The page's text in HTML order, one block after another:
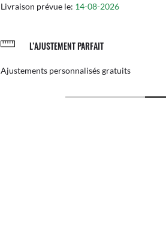
Livraison prévue le: 14-08-2026
L’AJUSTEMENT PARFAIT
Ajustements personnalisés gratuits